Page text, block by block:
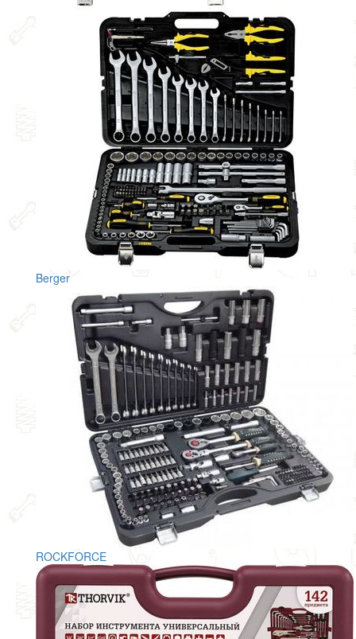
Berger
ROCKFORCE